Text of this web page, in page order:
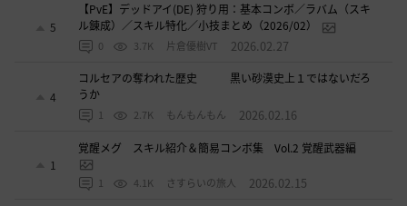
5
【PvE】デッドアイ(DE) 狩り用：基本コンボ／ラバム（スキ
ル錬成）／スキル特化／小技まとめ（2026/02）
0 3.7K 片倉優樹VT 2026.02.27
4
コルセアの奪われた歴史 黒い砂漠史上１ではないだろ
うか
1 2.7K もんもんもん 2026.02.16
1
覚醒メグ スキル紹介＆簡易コンボ集 Vol.2 覚醒武器編
1 4.1K さすらいの旅人 2026.02.15